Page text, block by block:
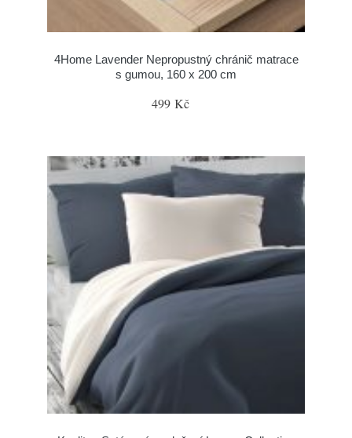
4Home Lavender Nepropustný chránič matrace
s gumou, 160 x 200 cm
499 Kč